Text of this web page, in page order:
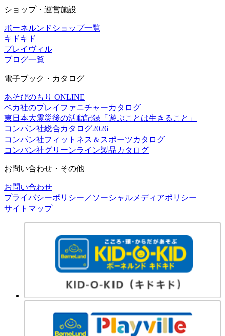
ショップ・運営施設
ボーネルンドショップ一覧
キドキド
プレイヴィル
ブログ一覧
電子ブック・カタログ
あそびのもり ONLINE
ベカ社のプレイファニチャーカタログ
東日本大震災後の活動記録「遊ぶことは生きること」
コンパン社総合カタログ2026
コンパン社フィットネス＆スポーツカタログ
コンパン社グリーンライン製品カタログ
お問い合わせ・その他
お問い合わせ
プライバシーポリシー／ソーシャルメディアポリシー
サイトマップ